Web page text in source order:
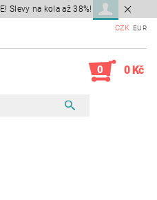
Slevy na kola až 38%!
CZK EUR
0 0 Kč